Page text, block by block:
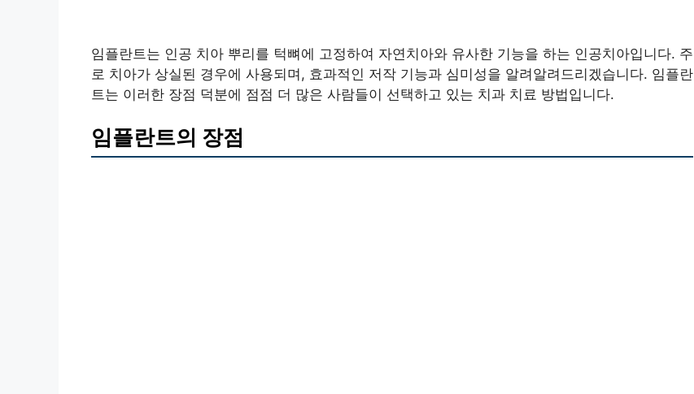
임플란트는 인공 치아 뿌리를 턱뼈에 고정하여 자연치아와 유사한 기능을 하는 인공치아입니다. 주
로 치아가 상실된 경우에 사용되며, 효과적인 저작 기능과 심미성을 알려알려드리겠습니다. 임플란
트는 이러한 장점 덕분에 점점 더 많은 사람들이 선택하고 있는 치과 치료 방법입니다.
임플란트의 장점